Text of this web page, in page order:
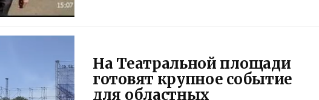
На Театральной площади
готовят крупное событие
для областных